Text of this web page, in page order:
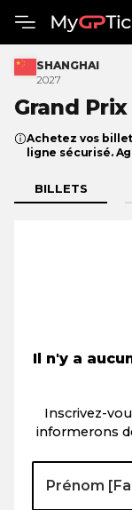
SHANGHAI
2027
Grand
Achetez vos
ligne sécurisé.
BILLETS
Il n'y a
Inscrivez-
informerons